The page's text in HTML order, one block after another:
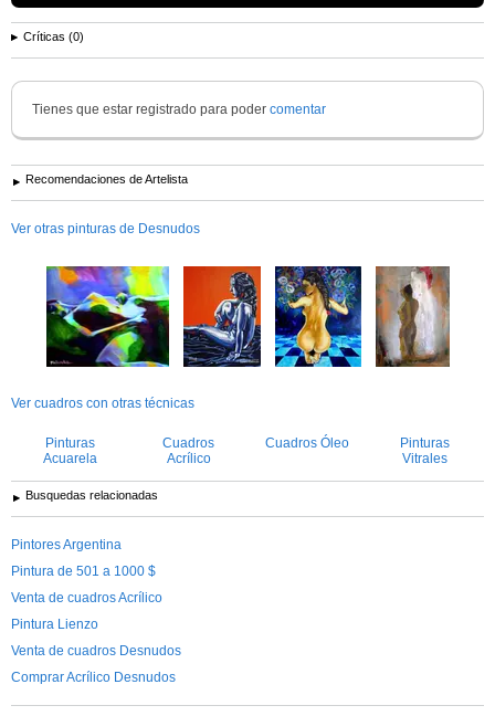
Críticas (0)
Tienes que estar registrado para poder comentar
Recomendaciones de Artelista
Ver otras pinturas de Desnudos
Ver cuadros con otras técnicas
Pinturas
Acuarela
Cuadros
Acrílico
Cuadros Óleo
Pinturas
Vitrales
Busquedas relacionadas
Pintores Argentina
Pintura de 501 a 1000 $
Venta de cuadros Acrílico
Pintura Lienzo
Venta de cuadros Desnudos
Comprar Acrílico Desnudos